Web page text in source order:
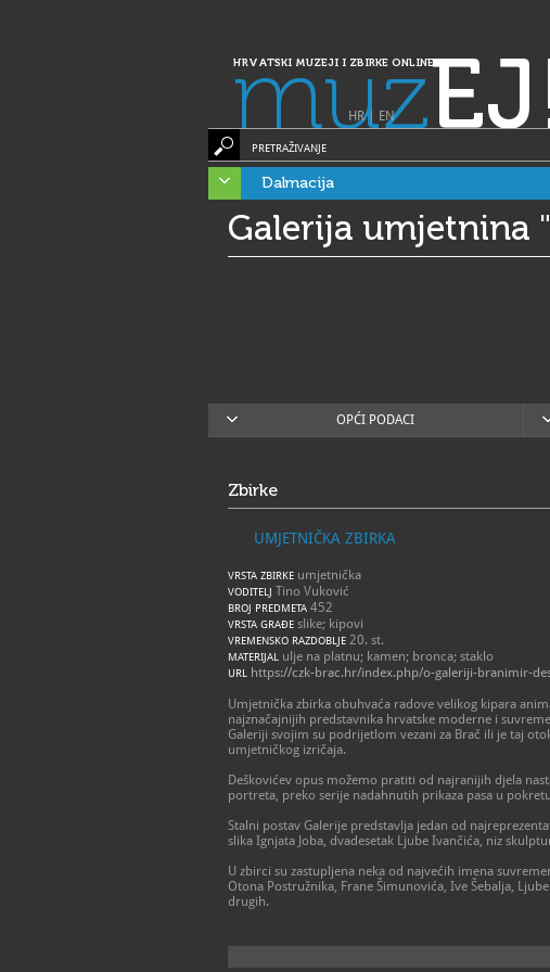
HRVATSKI MUZEJI I ZBIRKE ONLINE
muz
HR| EN
PRETRAŽIVANJE
Dalmacija
Galerija umjetnina
OPĆI PODACI
Zbirke
UMJETNIČKA ZBIRKA
VRSTA ZBIRKE umjetnička
VODITELJ Tino Vuković
BROJ PREDMETA 452
VRSTA GRAĐE slike; kipovi
VREMENSKO RAZDOBLJE 20. st.
MATERIJAL ulje na platnu; kamen; bronca; staklo
URL https://czk-brac.hr/index.php/o-galeriji-branimir-
Umjetnička zbirka obuhvaća radove velikog kipara
najznačajnijih predstavnika hrvatske moderne i
Galeriji svojim su podrijetlom vezani za Brač ili je taj
umjetničkog izričaja.
Deškovićev opus možemo pratiti od najranijih djela
portreta, preko serije nadahnutih prikaza pasa u
Stalni postav Galerije predstavlja jedan od
slika Ignjata Joba, dvadesetak Ljube Ivančića, niz
U zbirci su zastupljena neka od najvećih imena
Otona Postružnika, Frane Šimunovića, Ive Šebalja,
drugih.